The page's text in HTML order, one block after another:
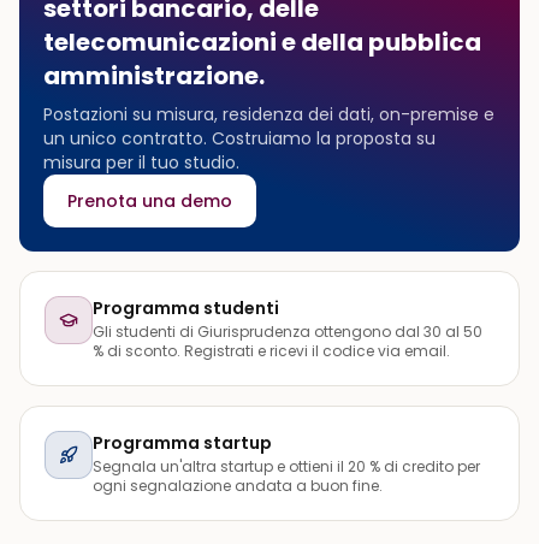
settori bancario, delle
telecomunicazioni e della pubblica
amministrazione.
Postazioni su misura, residenza dei dati, on-premise e
un unico contratto. Costruiamo la proposta su
misura per il tuo studio.
Prenota una demo
Programma studenti
Gli studenti di Giurisprudenza ottengono dal 30 al 50
% di sconto. Registrati e ricevi il codice via email.
Programma startup
Segnala un'altra startup e ottieni il 20 % di credito per
ogni segnalazione andata a buon fine.